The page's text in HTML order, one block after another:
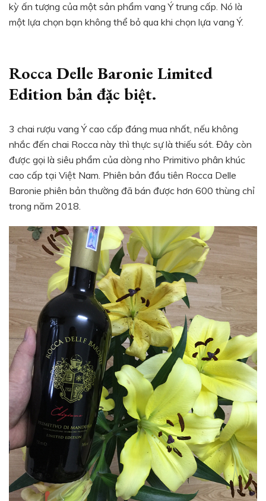
kỳ ấn tượng của một sản phẩm vang Ý trung cấp. Nó là
một lựa chọn bạn không thể bỏ qua khi chọn lựa vang Ý.
Rocca Delle Baronie Limited
Edition bản đặc biệt.
3 chai rượu vang Ý cao cấp đáng mua nhất, nếu không
nhắc đến chai Rocca này thì thực sự là thiếu sót. Đây còn
được gọi là siêu phẩm của dòng nho Primitivo phân khúc
cao cấp tại Việt Nam. Phiên bản đầu tiên Rocca Delle
Baronie phiên bản thường đã bán được hơn 600 thùng chỉ
trong năm 2018.